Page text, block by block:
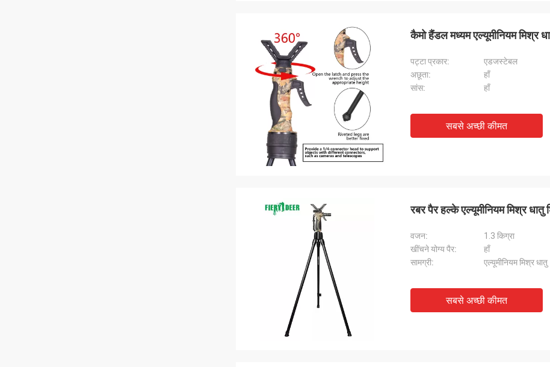
कैमो हैंडल मध्यम एल्यूमीनियम मिश्र
पट्टा प्रकार:
एडजस्टेबल
अछूता:
हाँ
सांस:
हाँ
सबसे अच्छी कीमत
रबर पैर हल्के एल्यूमीनियम मिश्र
वजन:
1.3 किग्रा
खींचने योग्य पैर:
हाँ
सामग्री:
एल्यूमीनियम मिश्र धातु
सबसे अच्छी कीमत